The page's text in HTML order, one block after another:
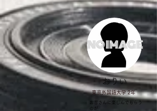
NO IMAGE
​おりい
​東京外国語大学 2年
お客さんに楽しんでもらう
のが